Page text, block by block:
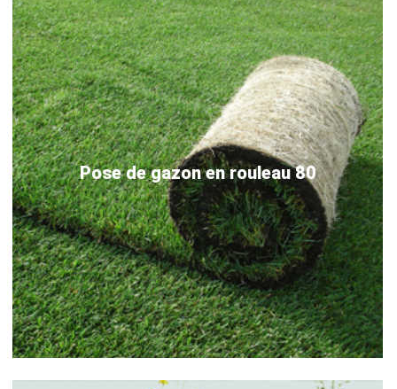
Pose de gazon en rouleau 80